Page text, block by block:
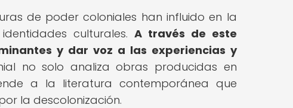
de poder coloniales han influido en la
culturales. A través de este
y dar voz a las experiencias y
no solo analiza obras producidas en
a la literatura contemporánea que
la descolonización.